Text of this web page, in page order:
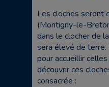
Les cloches seront
(Montigny-le-
dans le clocher de
sera élevé de
pour accueillir
découvrir ces
consacrée :